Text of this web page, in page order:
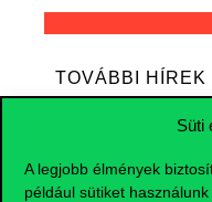
Süti
A legjobb élmények
például sütiket
TOVÁBBI HÍREK